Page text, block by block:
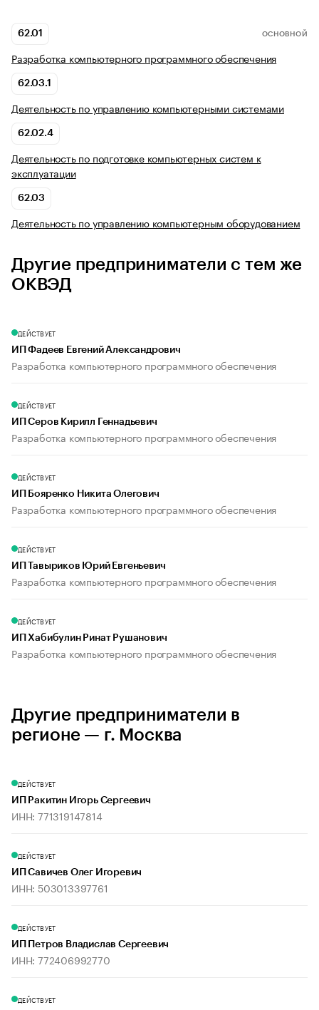
62.01 ОСНОВНОЙ
Разработка компьютерного программного обеспечения
62.03.1
Деятельность по управлению компьютерными системами
62.02.4
Деятельность по подготовке компьютерных систем к
эксплуатации
62.03
Деятельность по управлению компьютерным оборудованием
Другие предприниматели с тем же
ОКВЭД
ДЕЙСТВУЕТ
ИП Фадеев Евгений Александрович
Разработка компьютерного программного обеспечения
ДЕЙСТВУЕТ
ИП Серов Кирилл Геннадьевич
Разработка компьютерного программного обеспечения
ДЕЙСТВУЕТ
ИП Бояренко Никита Олегович
Разработка компьютерного программного обеспечения
ДЕЙСТВУЕТ
ИП Тавыриков Юрий Евгеньевич
Разработка компьютерного программного обеспечения
ДЕЙСТВУЕТ
ИП Хабибулин Ринат Рушанович
Разработка компьютерного программного обеспечения
Другие предприниматели в
регионе — г. Москва
ДЕЙСТВУЕТ
ИП Ракитин Игорь Сергеевич
ИНН: 771319147814
ДЕЙСТВУЕТ
ИП Савичев Олег Игоревич
ИНН: 503013397761
ДЕЙСТВУЕТ
ИП Петров Владислав Сергеевич
ИНН: 772406992770
ДЕЙСТВУЕТ